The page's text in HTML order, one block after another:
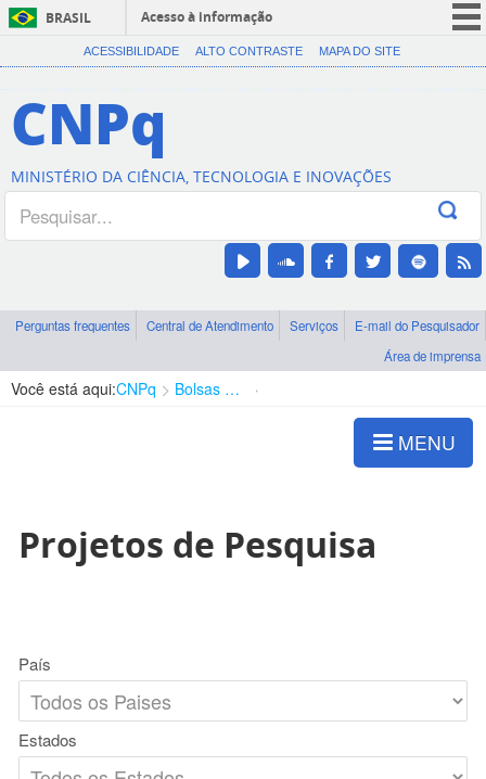
BRASIL
Acesso à informação
CORONAVÍRUS (COVID-19)
Canais
ACESSIBILIDADE ALTO CONTRASTE MAPA DO SITE
CNPq
MINISTÉRIO DA CIÊNCIA, TECNOLOGIA E INOVAÇÕES
Perguntas frequentes Central de Atendimento Serviços
E-mail do Pesquisador
Área de imprensa
Você está aqui:CNPq Bolsas e Auxílios Vigentes
MENU
Projetos de Pesquisa
País
Estados